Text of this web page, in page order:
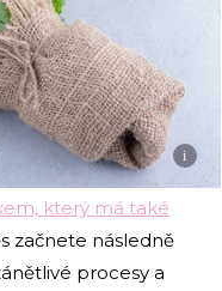
i
který má také
začnete následně
procesy a